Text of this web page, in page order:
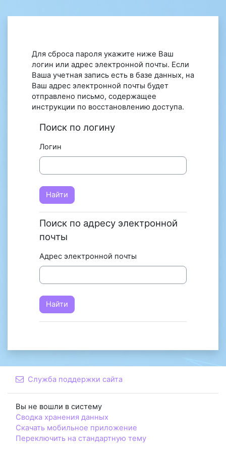
Для сброса пароля укажите ниже Ваш
логин или адрес электронной почты. Если
Ваша учетная запись есть в базе данных, на
Ваш адрес электронной почты будет
отправлено письмо, содержащее
инструкции по восстановлению доступа.
Поиск по логину
Логин
Поиск по адресу электронной
почты
Адрес электронной почты
Служба поддержки сайта
Вы не вошли в систему
Сводка хранения данных
Скачать мобильное приложение
Переключить на стандартную тему